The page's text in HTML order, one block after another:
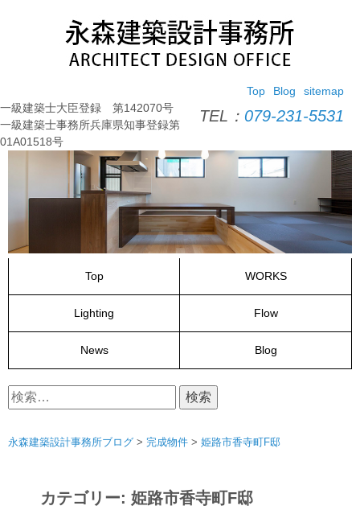
ス
キ
ッ
sitemap
Blog
Top
TEL： 079-231-5531
一級建築士大臣登録 第142070号
一級建築士事務所兵庫県知事登録第
01A01518号
Top WORKS
Lighting Flow
News Blog
検
索:
永森建築設計事務所ブログ > 完成物件 > 姫路市香寺町F邸
カテゴリー: 姫路市香寺町F邸